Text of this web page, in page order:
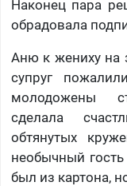
Наконец пара
обрадовала
Аню к жениху на
супруг
молодожены
сделала
обтянутых
необычный гость
был из картона,